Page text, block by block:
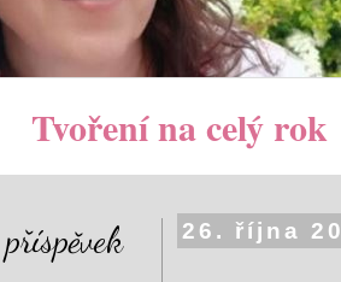
Tvoření na celý rok
26. října